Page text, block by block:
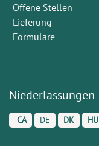
Offene Stellen
Lieferung
Formulare
Niederlassungen
CA DE DK HU